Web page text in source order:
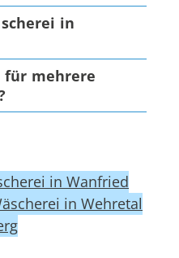
in
für mehrere
in Wanfried
in Wehretal